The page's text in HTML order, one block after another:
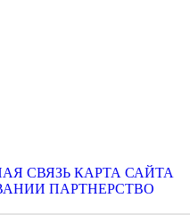
СВЯЗЬ КАРТА САЙТА
ПАРТНЕРСТВО